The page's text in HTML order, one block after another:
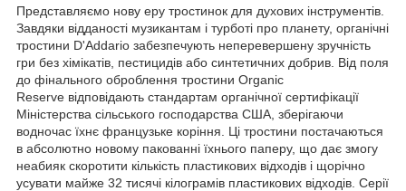
Представляємо нову еру тростинок для духових інструментів.
Завдяки відданості музикантам і турботі про планету, органічні
тростини D'Addario забезпечують неперевершену зручність
гри без хімікатів, пестицидів або синтетичних добрив. Від поля
до фінального оброблення тростини Organic
Reserve відповідають стандартам органічної сертифікації
Міністерства сільського господарства США, зберігаючи
водночас їхнє французьке коріння. Ці тростини постачаються
в абсолютно новому пакованні їхнього паперу, що дає змогу
неабияк скоротити кількість пластикових відходів і щорічно
усувати майже 32 тисячі кілограмів пластикових відходів. Серії